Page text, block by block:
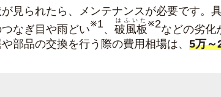
見られたら、メンテナンスが必要です。
なぎ目や雨どい※1、 破風板
はふいた ※2などの劣化
部品の交換を行う際の費用相場は、 5万～